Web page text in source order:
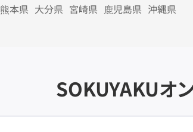
熊本県 大分県 宮崎県 鹿児島県 沖縄県
SOKUYAKUオ